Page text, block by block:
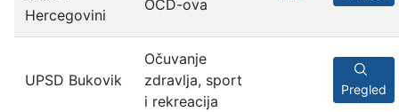
Hercegovini
OCD-ova
UPSD Bukovik
Očuvanje
zdravlja, sport
i rekreacija
Pregled